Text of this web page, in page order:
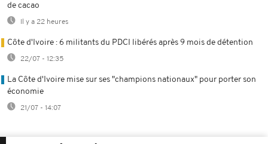
de cacao
Il y a 22 heures
Côte d'Ivoire : 6 militants du PDCI libérés après 9 mois de détention
22/07 - 12:35
La Côte d'Ivoire mise sur ses "champions nationaux" pour porter son
économie
21/07 - 14:07